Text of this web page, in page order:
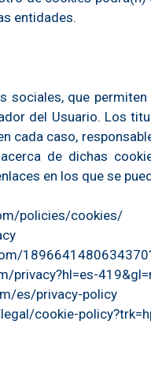
entidades.
sociales, que
del Usuario. Los
cada caso,
de dichas
en los que se
policies/cookies/
privacy?hl=es-
es/privacy-policy
cookie-